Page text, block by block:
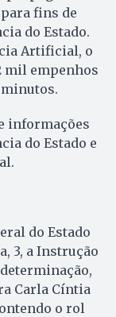
fins de
do Estado.
Artificial, o
mil empenhos
informações
do Estado e
do Estado
3, a Instrução
Carla Cíntia
o rol